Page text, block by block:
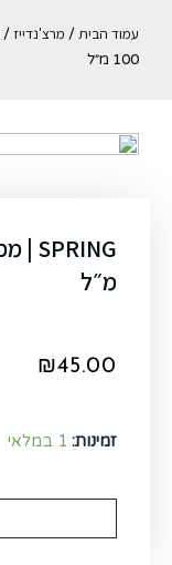
עמוד הבית/ מרצ'נדייז /
100 מ״ל
מ״ל
₪45.00
זמינות: 1 במלאי